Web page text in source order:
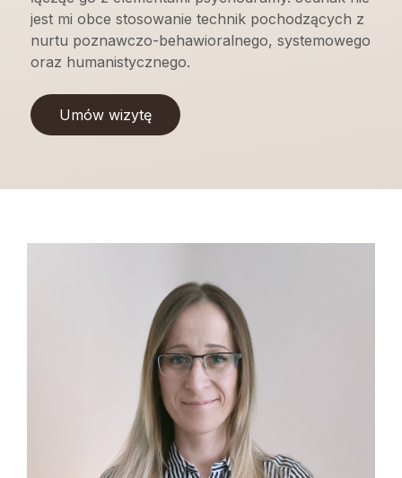
jest mi obce stosowanie technik pochodzących z
nurtu poznawczo-behawioralnego, systemowego
oraz humanistycznego.
Umów wizytę